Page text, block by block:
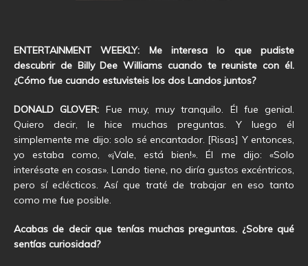
ENTERTAINMENT WEEKLY: Me interesa lo que pudiste
descubrir de Billy Dee Williams cuando te reuniste con él.
¿Cómo fue cuando estuvisteis los dos Landos juntos?
DONALD GLOVER: Fue muy, muy tranquilo. Él fue genial.
Quiero decir, le hice muchas preguntas. Y luego él
simplemente me dijo: solo sé encantador. [Risas] Y entonces,
yo estaba como, «¡Vale, está bien!». Él me dijo: «Solo
interésate en cosas». Lando tiene, no diría gustos excéntricos,
pero sí eclécticos. Así que traté de trabajar en eso tanto
como me fue posible.
Acabas de decir que tenías muchas preguntas. ¿Sobre qué
sentías curiosidad?